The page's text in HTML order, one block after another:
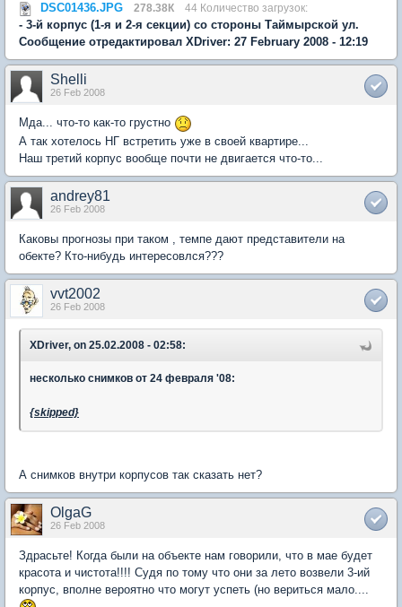
DSC01436.JPG 278.38К 44 Количество загрузок:
- 3-й корпус (1-я и 2-я секции) со стороны Таймырской ул.
Сообщение отредактировал XDriver: 27 February 2008 - 12:19
Shelli
26 Feb 2008
Мда... что-то как-то грустно
А так хотелось НГ встретить уже в своей квартире...
Наш третий корпус вообще почти не двигается что-то...
andrey81
26 Feb 2008
Каковы прогнозы при таком , темпе дают представители на
обекте? Кто-нибудь интересовлся???
vvt2002
26 Feb 2008
XDriver, on 25.02.2008 - 02:58:
несколько снимков от 24 февраля '08:
{skipped}
А снимков внутри корпусов так сказать нет?
OlgaG
26 Feb 2008
Здрасьте! Когда были на объекте нам говорили, что в мае будет
красота и чистота!!!! Судя по тому что они за лето возвели 3-ий
корпус, вполне вероятно что могут успеть (но вериться мало....